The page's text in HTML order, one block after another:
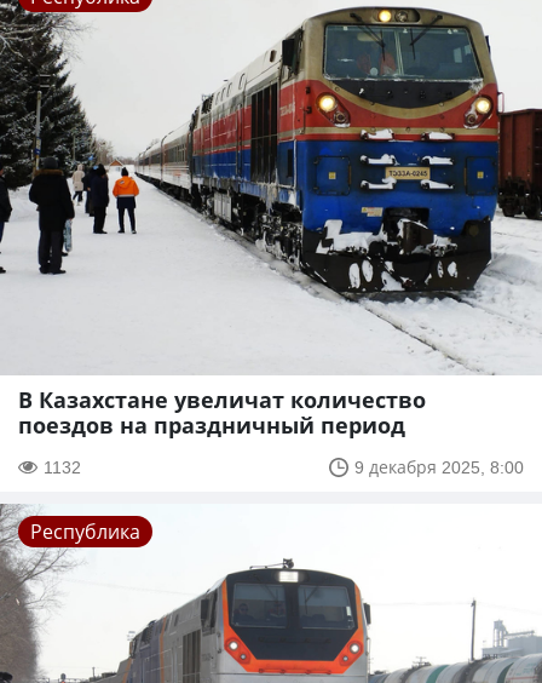
В Казахстане увеличат количество
поездов на праздничный период
1132 9 декабря 2025, 8:00
Республика